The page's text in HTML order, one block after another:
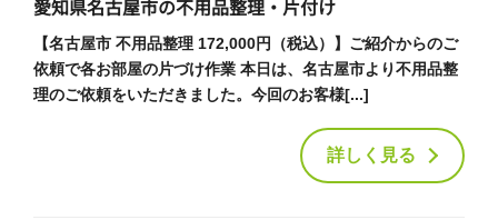
愛知県名古屋市の不用品整理・片付け
【名古屋市 不用品整理 172,000円（税込）】ご紹介からのご
依頼で各お部屋の片づけ作業 本日は、名古屋市より不用品整
理のご依頼をいただきました。今回のお客様[...]
詳しく見る